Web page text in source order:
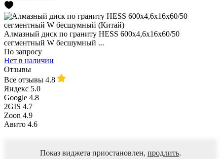
Алмазный диск по граниту HESS 600x4,6x16x60/50
сегментный W бесшумный ...
По запросу
Нет в наличии
Отзывы
Все отзывы 4.8
Яндекс 5.0
Google 4.8
2GIS 4.7
Zoon 4.9
Авито 4.6
Показ виджета приостановлен, продлить.